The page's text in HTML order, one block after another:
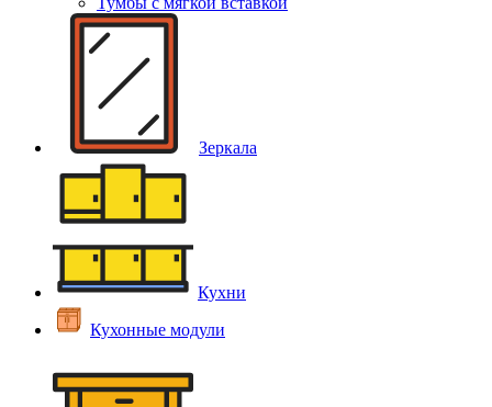
Зеркала
Кухни
Кухонные модули